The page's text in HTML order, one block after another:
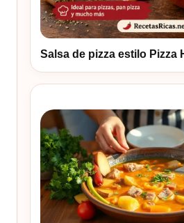
Salsa de pizza estilo Pizza